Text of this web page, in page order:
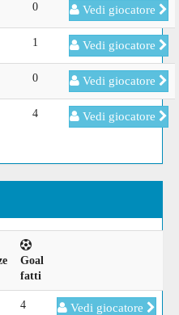
0 Vedi giocatore
1 Vedi giocatore
0 Vedi giocatore
4 Vedi giocatore
Goal
fatti
4 Vedi giocatore